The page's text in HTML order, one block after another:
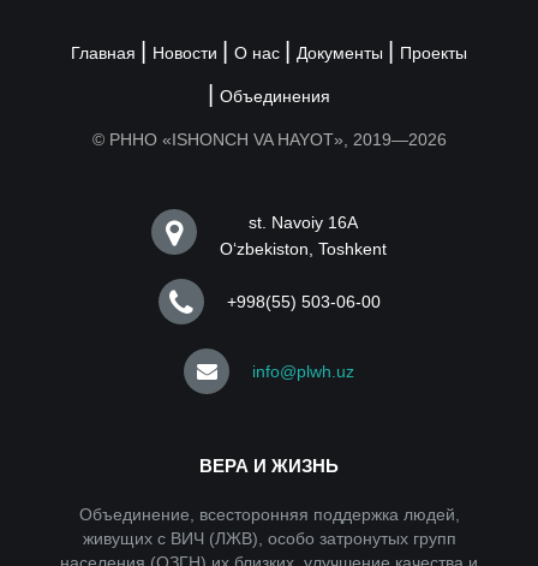
Главная Новости О нас Документы Проекты
Объединения
© РННО «ISHONCH VA HAYOT», 2019—2026
st. Navoiy 16A
Oʻzbekiston, Toshkent
+998(55) 503-06-00
info@plwh.uz
ВЕРА И ЖИЗНЬ
Объединение, всесторонняя поддержка людей,
живущих с ВИЧ (ЛЖВ), особо затронутых групп
населения (ОЗГН) их близких, улучшение качества и